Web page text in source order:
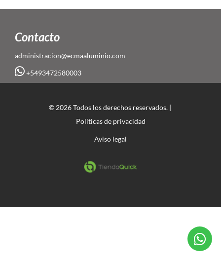
Contacto
administracion@ecmaaluminio.com
+5493472580003
© 2026 Todos los derechos reservados. |
Politicas de privacidad
Aviso legal